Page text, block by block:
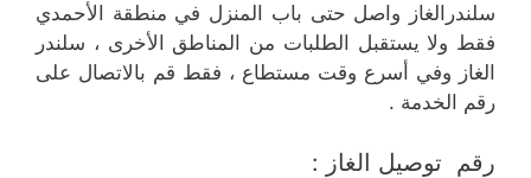
سلندرالغاز واصل حتى باب المنزل في منطقة الأحمدي
فقط ولا يستقبل الطلبات من المناطق الأخرى ، سلندر
الغاز وفي أسرع وقت مستطاع ، فقط قم بالاتصال على
رقم الخدمة .
رقم توصيل الغاز :